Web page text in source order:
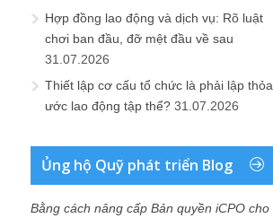
Hợp đồng lao động và dịch vụ: Rõ luật
chơi ban đầu, đỡ mệt đầu về sau
31.07.2026
Thiết lập cơ cấu tổ chức là phải lập thỏa
ước lao động tập thể? 31.07.2026
Ủng hộ Quỹ phát triển Blog
Bằng cách nâng cấp Bản quyền iCPO cho